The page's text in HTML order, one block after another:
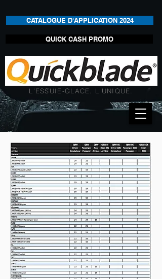
CATALOGUE D'APPLICATION 2024
QUICK CASH PROMO
L’ESSUIE-GLACE. L’UNIQUE.